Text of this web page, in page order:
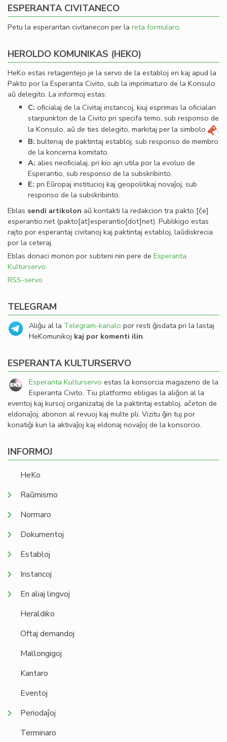
ESPERANTA CIVITANECO
Petu la esperantan civitanecon per la reta formularo.
HEROLDO KOMUNIKAS (HEKO)
HeKo estas retagentejo je la servo de la establoj en kaj apud la
Pakto por la Esperanta Civito, sub la imprimaturo de la Konsulo
aŭ delegito. La informoj estas:
C: oﬁcialaj de la Civitaj instancoj, kiuj esprimas la oﬁcialan
starpunkton de la Civito pri specifa temo, sub responso de
la Konsulo, aŭ de ties delegito, markitaj per la simbolo
.
B: bultenaj de paktintaj establoj, sub responso de membro
de la koncerna komitato.
A: alies neoﬁcialaj, pri kio ajn utila por la evoluo de
Esperantio, sub responso de la subskribinto.
E: pri Eŭropaj institucioj kaj geopolitikaj novaĵoj, sub
responso de la subskribinto.
Eblas sendi artikolon aŭ kontakti la redakcion tra pakto [ĉe]
esperantio.net(pakto[at]esperantio[dot]net). Publikigo estas
rajto por esperantaj civitanoj kaj paktintaj establoj, laŭdiskrecia
por la ceteraj.
Eblas donaci monon por subteni nin pere de Esperanta
Kulturservo.
RSS-servo
TELEGRAM
Aliĝu al la Telegram-kanalo por resti ĝisdata pri la lastaj
HeKomunikoj kaj por komenti ilin.
ESPERANTA KULTURSERVO
Esperanta Kulturservo estas la konsorcia magazeno de la
Esperanta Civito. Tiu platformo ebligas la aliĝon al la
eventoj kaj kursoj organizataj de la paktintaj establoj, aĉeton de
eldonaĵoj, abonon al revuoj kaj multe pli. Vizitu ĝin tuj por
konatiĝi kun la aktivaĵoj kaj eldonaj novaĵoj de la konsorcio.
INFORMOJ
HeKo
Raŭmismo
Normaro
Dokumentoj
Establoj
Instancoj
En aliaj lingvoj
Heraldiko
Oftaj demandoj
Mallongigoj
Kantaro
Eventoj
Periodaĵoj
Terminaro